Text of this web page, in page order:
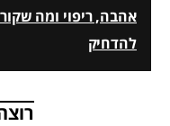
אהבה, ריפוי ומה
להדחיק